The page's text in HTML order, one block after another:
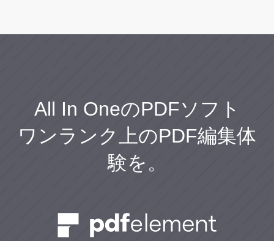
All In OneのPDFソフト
ワンランク上のPDF編集体
験を。